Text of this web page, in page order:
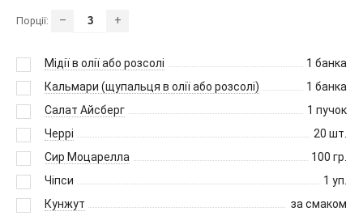
Порції: – +
Мідії в олії або розсолі 1 банка
Кальмари (щупальця в олії або розсолі)
1 банка
Салат Айсберг
1 пучок
Черрі
20 шт.
Сир Моцарелла
100 гр.
Чіпси
1 уп.
Кунжут
за смаком